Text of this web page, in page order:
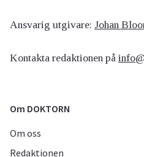
Ansvarig utgivare: Johan
Kontakta redaktionen på
Om DOKTORN
Om oss
Redaktionen